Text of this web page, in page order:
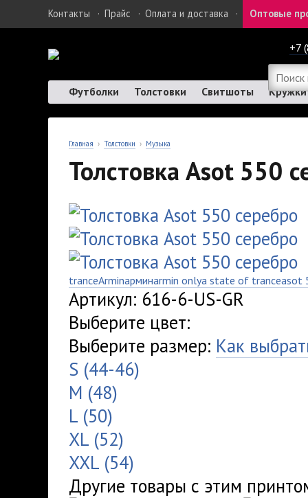
Контакты · Прайс · Оплата и доставка · Оптовые
+7
Футболки Толстовки Свитшоты Кружки
Главная › Толстовки › Музыка
Толстовка Asot 550
tranceArminарминarmin onlya state of tranceasot
Артикул: 616-6-US-GR
Выберите цвет:
Выберите размер: Как
S (44-46)
M (48)
L (50)
XL (52)
XXL (54)
Другие товары с этим